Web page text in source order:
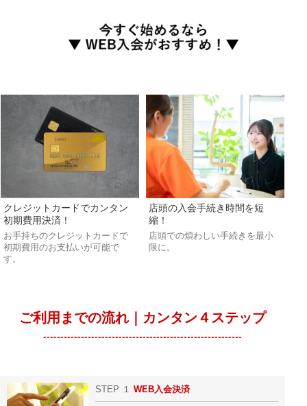
クレジットカードでカンタン
初期費用決済！
お手持ちのクレジットカードで
初期費用のお支払いが可能で
す。
店頭の入会手続き時間を短
縮！
店頭での煩わしい手続きを最小
限に。
ご利用までの流れ｜カンタン４ステップ
----------------------------------------------------------
STEP １ WEB入会決済